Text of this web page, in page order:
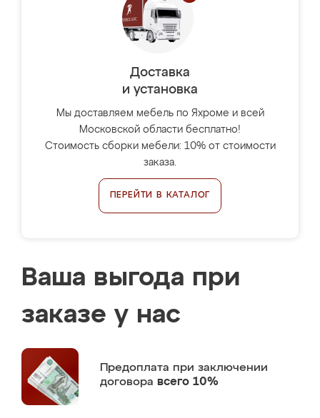
Доставка
и установка
Мы доставляем мебель по Яхроме и всей
Московской области бесплатно!
Стоимость сборки мебели: 10% от стоимости
заказа.
ПЕРЕЙТИ В КАТАЛОГ
Ваша выгода при
заказе у нас
Предоплата при заключении
договора всего 10%